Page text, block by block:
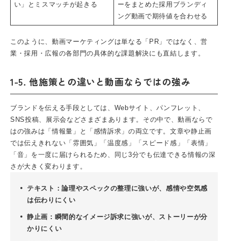
い」とミスマッチが起きる
ーをまとめた採用ブランディ
ング動画で期待値を合わせる
このように、動画マーケティングは単なる「PR」ではなく、営
業・採用・広報の各部門の具体的な課題解決にも直結します。
1-5. 他施策との違いと動画ならではの強み
ブランドを伝える手段としては、Webサイト、パンフレット、
SNS投稿、展示会などさまざまあります。その中で、動画ならで
はの強みは「情報量」と「感情訴求」の両立です。文章や静止画
では伝えきれない「雰囲気」「温度感」「スピード感」「表情」
「音」を一度に届けられるため、同じ3分でも伝達できる情報の深
さが大きく変わります。
テキスト：論理やスペックの整理に強いが、感情や空気感
は伝わりにくい
静止画：瞬間的なイメージ訴求に強いが、ストーリーが分
かりにくい